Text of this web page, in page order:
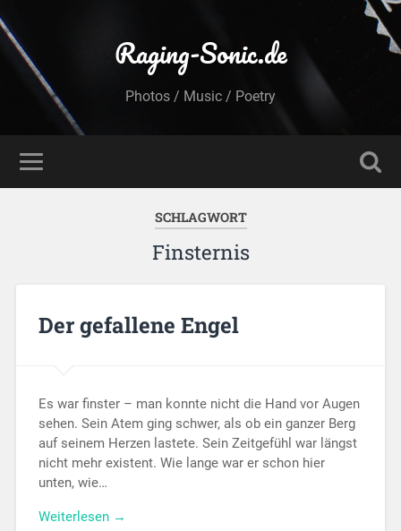
Raging-Sonic.de
Photos / Music / Poetry
SCHLAGWORT
Finsternis
Der gefallene Engel
Es war finster – man konnte nicht die Hand vor Augen
sehen. Sein Atem ging schwer, als ob ein ganzer Berg
auf seinem Herzen lastete. Sein Zeitgefühl war längst
nicht mehr existent. Wie lange war er schon hier
unten, wie…
Weiterlesen →